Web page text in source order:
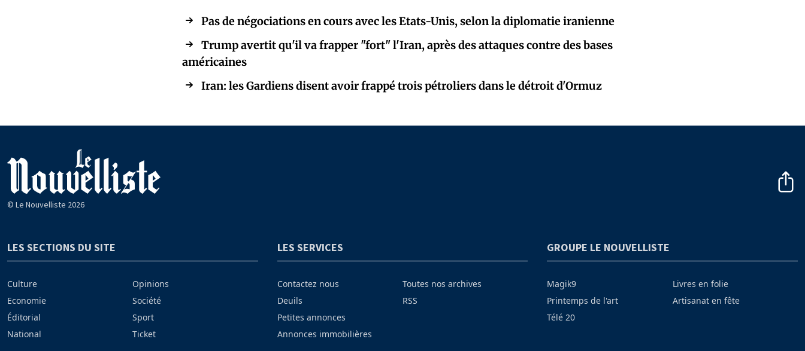
Pas de négociations en cours avec les Etats-Unis, selon la diplomatie iranienne
Trump avertit qu'il va frapper "fort" l'Iran, après des attaques contre des bases
américaines
Iran: les Gardiens disent avoir frappé trois pétroliers dans le détroit d'Ormuz
© Le Nouvelliste 2026
LES SECTIONS DU SITE
Culture
Economie
Éditorial
National
Opinions
Société
Sport
Ticket
LES SERVICES
Contactez nous
Deuils
Petites annonces
Annonces immobilières
Toutes nos archives
RSS
GROUPE LE NOUVELLISTE
Magik9
Printemps de l'art
Télé 20
Livres en folie
Artisanat en fête